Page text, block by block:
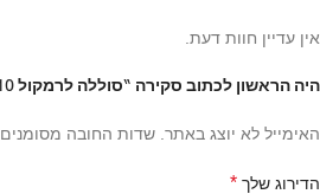
אין עדיין חוות דעת.
היה הראשון לכתוב סקירה “סוללה לרמקול JBL PartyBox 310”
האימייל לא יוצג באתר. שדות החובה מסומנים
הדירוג שלך *